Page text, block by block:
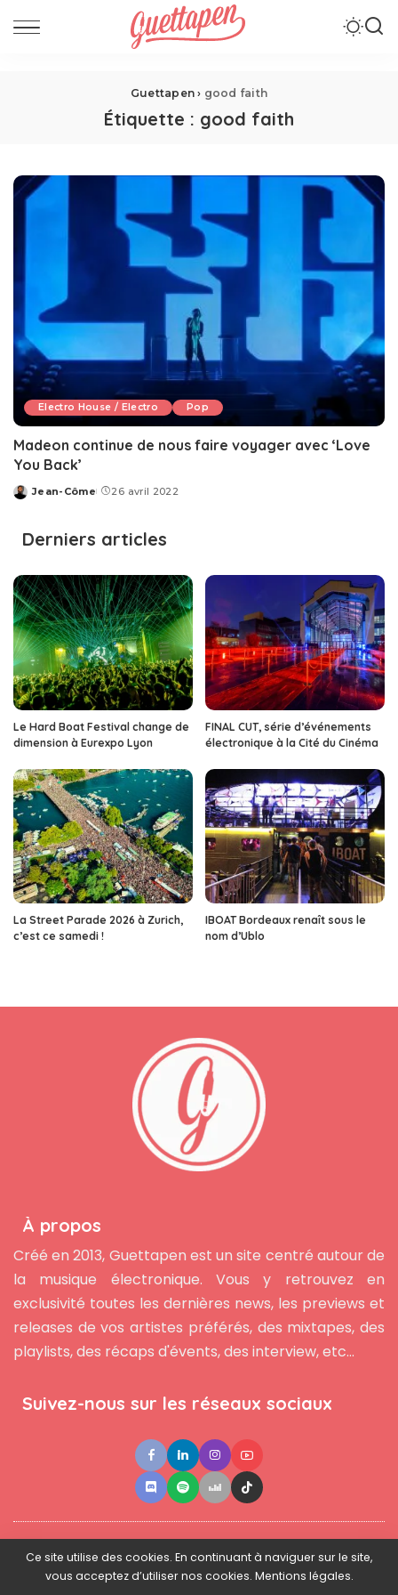
Guettapen › good faith
Étiquette : good faith
Electro House / Electro Pop
Madeon continue de nous faire voyager avec ‘Love
You Back’
Posted
Jean-Côme 26 avril 2022
Derniers articles
Le Hard Boat Festival change de
dimension à Eurexpo Lyon
FINAL CUT, série d’événements
électronique à la Cité du Cinéma
La Street Parade 2026 à Zurich,
c’est ce samedi !
IBOAT Bordeaux renaît sous le
nom d’Ublo
À propos
Créé en 2013, Guettapen est un site centré autour de
la musique électronique. Vous y retrouvez en
exclusivité toutes les dernières news, les previews et
releases de vos artistes préférés, des mixtapes, des
playlists, des récaps d'évents, des interview, etc...
Suivez-nous sur les réseaux sociaux
Contact ●Newsletter ● L'équipe ● Mentions légales
Ce site utilise des cookies. En continuant à naviguer sur le site,
vous acceptez d’utiliser nos cookies. Mentions légales.